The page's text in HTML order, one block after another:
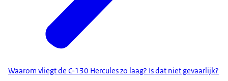
Waarom vliegt de C-130 Hercules zo laag? Is dat niet gevaarlijk?